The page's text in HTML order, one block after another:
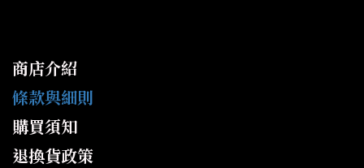
商店介紹
條款與細則
購買須知
退換貨政策